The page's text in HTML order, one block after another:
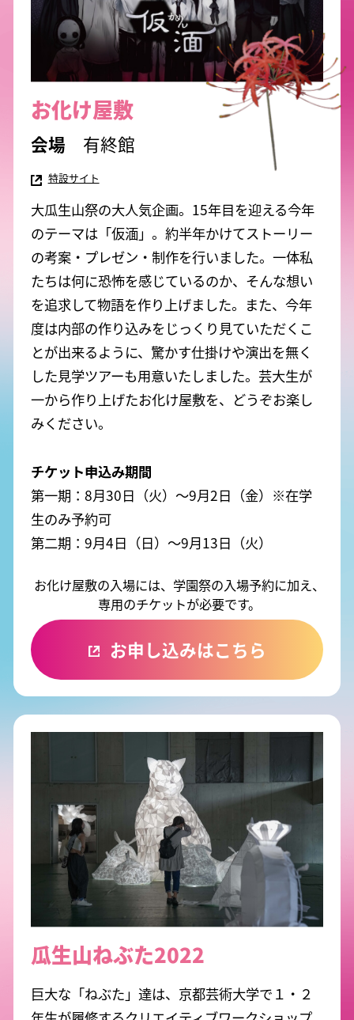
お化け屋敷
有終館
特設サイト
大瓜生山祭の大人気企画。 15年目を迎える今年
のテーマは「仮湎」。 約半年かけてストーリー
の考案・プレゼン・制作を行いました。 一体私
たちは何に恐怖を感じているのか、そんな想い
を追求して物語を作り上げました。また、今年
度は内部の作り込みをじっくり見ていただくこ
とが出来るように、驚かす仕掛けや演出を無く
した見学ツアーも用意いたしました。芸大生が
一から作り上げたお化け屋敷を、どうぞお楽し
みください。
チケット申込み期間
第一期： 8月30日 （火）〜9月2日 （金）※在学
生のみ予約可
第二期： 9月4日 （日）〜9月13日 （火）
お化け屋敷の入場には、学園祭の入場予約に加え、
専用のチケットが必要です。
お申し込みはこちら
瓜生山ねぶた2022
巨大な「ねぶた」達は、京都芸術大学で１・２